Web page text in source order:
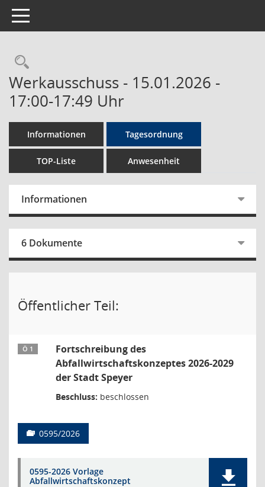
Toggle navigation
Rechercheauswahl
Werkausschuss - 15.01.2026 -
17:00-17:49 Uhr
Informationen Tagesordnung
TOP-Liste Anwesenheit
Informationen
6 Dokumente
Öffentlicher Teil:
Ö 1
Fortschreibung des
Abfallwirtschaftskonzeptes 2026-2029
der Stadt Speyer
Beschluss: beschlossen
0595/2026
0595-2026 Vorlage
Abfallwirtschaftskonzept